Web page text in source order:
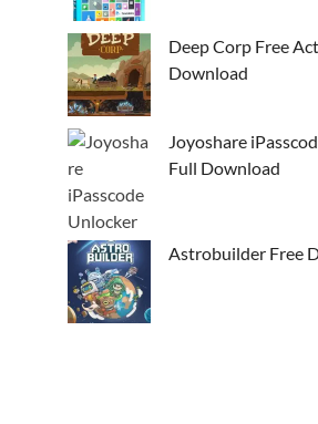
Deep Corp Free
Download
Joyoshare
Full Download
Astrobuilder Free